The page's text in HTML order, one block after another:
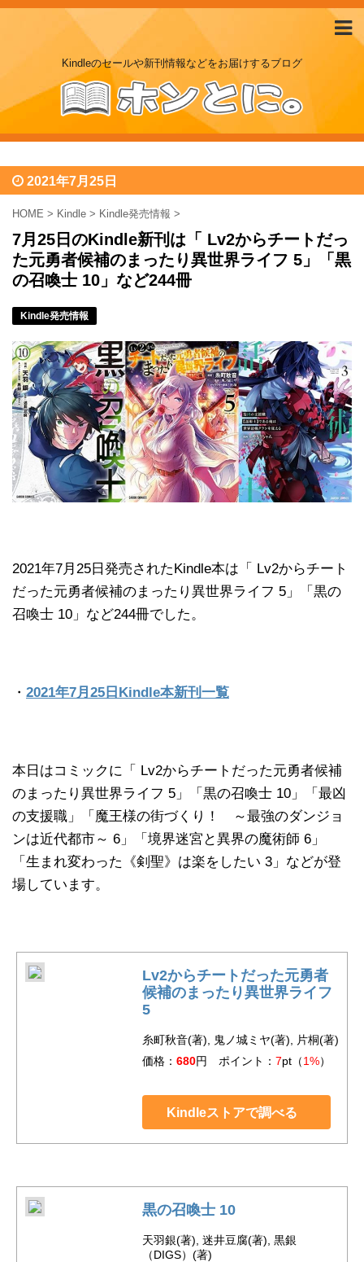
Kindleのセールや新刊情報などをお届けするブログ
2021年7月25日
HOME > Kindle > Kindle発売情報 >
7月25日のKindle新刊は「 Lv2からチートだっ
た元勇者候補のまったり異世界ライフ 5」「黒
の召喚士 10」など244冊
Kindle発売情報
2021年7月25日発売されたKindle本は「 Lv2からチート
だった元勇者候補のまったり異世界ライフ 5」「黒の
召喚士 10」など244冊でした。
・ 2021年7月25日Kindle本新刊一覧
本日はコミックに「 Lv2からチートだった元勇者候補
のまったり異世界ライフ 5」「黒の召喚士 10」「最凶
の支援職」「魔王様の街づくり！ ～最強のダンジョ
ンは近代都市～ 6」「境界迷宮と異界の魔術師 6」
「生まれ変わった《剣聖》は楽をしたい 3」などが登
場しています。
Lv2からチートだった元勇者
候補のまったり異世界ライフ
5
糸町秋音(著), 鬼ノ城ミヤ(著), 片桐(著)
価格： 680円 ポイント： 7pt（1%）
Kindleストアで調べる
黒の召喚士 10
天羽銀(著), 迷井豆腐(著), 黒銀
（DIGS）(著)